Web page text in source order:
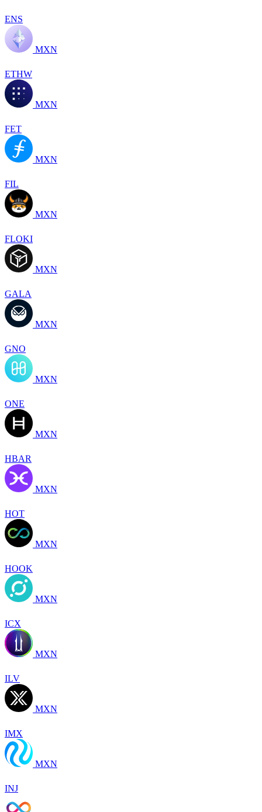
ENS
MXN
ETHW
MXN
FET
MXN
FIL
MXN
FLOKI
MXN
GALA
MXN
GNO
MXN
ONE
MXN
HBAR
MXN
HOT
MXN
HOOK
MXN
ICX
MXN
ILV
MXN
IMX
MXN
INJ